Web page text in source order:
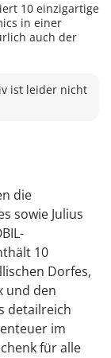
10 einzigartige
in einer
auch der
ist leider nicht
die
sowie Julius
10
Dorfes,
und den
detailreich
im
für alle